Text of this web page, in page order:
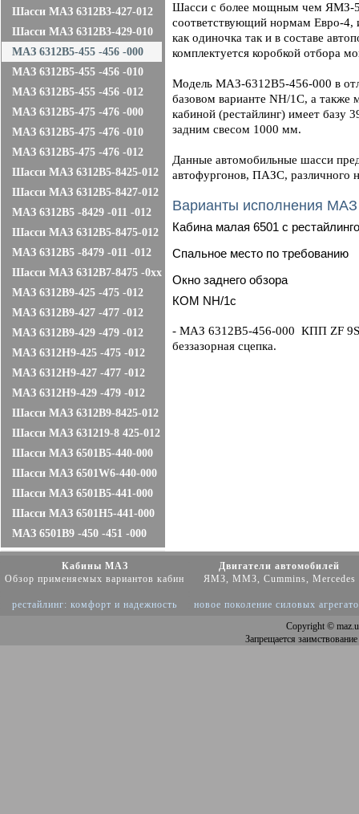
Шасси МАЗ 6312B3-427-012
Шасси МАЗ 6312B3-429-010
МАЗ 6312B5-455 -456 -000
МАЗ 6312B5-455 -456 -010
МАЗ 6312B5-455 -456 -012
МАЗ 6312B5-475 -476 -000
МАЗ 6312B5-475 -476 -010
МАЗ 6312B5-475 -476 -012
Шасси МАЗ 6312В5-8425-012
Шасси МАЗ 6312В5-8427-012
МАЗ 6312В5 -8429 -011 -012
Шасси МАЗ 6312В5-8475-012
МАЗ 6312В5 -8479 -011 -012
Шасси МАЗ 6312В7-8475 -0хх
МАЗ 6312B9-425 -475 -012
МАЗ 6312B9-427 -477 -012
МАЗ 6312B9-429 -479 -012
МАЗ 6312Н9-425 -475 -012
МАЗ 6312Н9-427 -477 -012
МАЗ 6312Н9-429 -479 -012
Шасси МАЗ 6312В9-8425-012
Шасси МАЗ 631219-8 425-012
Шасси МАЗ 6501B5-440-000
Шасси МАЗ 6501W6-440-000
Шасси МАЗ 6501B5-441-000
Шасси МАЗ 6501Н5-441-000
МАЗ 6501B9 -450 -451 -000
Шасси с более мощным чем ЯМЗ-
соответствующий нормам Евро-4,
как одиночка так и в составе
комплектуется коробкой отбора
Модель МАЗ-6312В5-456-000 в
базовом варианте NH/1С, а также
кабиной (рестайлинг) имеет
задним свесом 1000 мм.
Данные автомобильные шасси
автофургонов, ПАЗС, различного
Варианты исполнения
Кабина малая 6501 с
Cпальное место по требованию
Окно заднего обзора
КОМ NH/1c
- МАЗ 6312В5-456-000 КПП ZF
беззазорная сцепка.
Кабины МАЗ
Обзор применяемых вариантов кабин
рестайлинг: комфорт и надежность
Двигатели автомобилей
ЯМЗ, ММЗ, Cummins, Mercedes
новое поколение силовых
Copyright©
Запрещается